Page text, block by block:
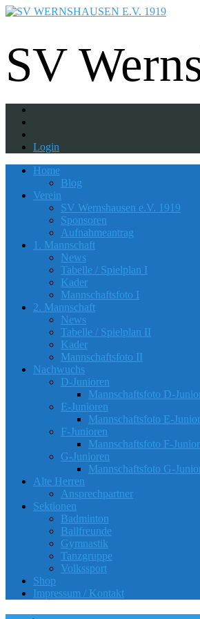
SV
Login
Home
Blog
Verein
SV Wernshausen e.V. 1919
Sponsoren
Aufnahmeantrag
1. Mannschaft
News
Tabelle / Spielplan I
Kader
Mannschaftsfoto I
2. Mannschaft
News
Tabelle / Spielplan II
Kader
Mannschaftsfoto II
Nachwuchs
D-Junioren
Mannschaftsfoto D-
E-Junioren
Mannschaftsfoto E-
F-Junioren
Mannschaftsfoto F-
G-Junioren
Mannschaftsfoto G-
Alte Herren
Ansprechpartner
Sektionen
Badminton
Ballfreunde
Gymnastik
Tanzgruppe
Volkssport
Shop
Impressum / Kontakt